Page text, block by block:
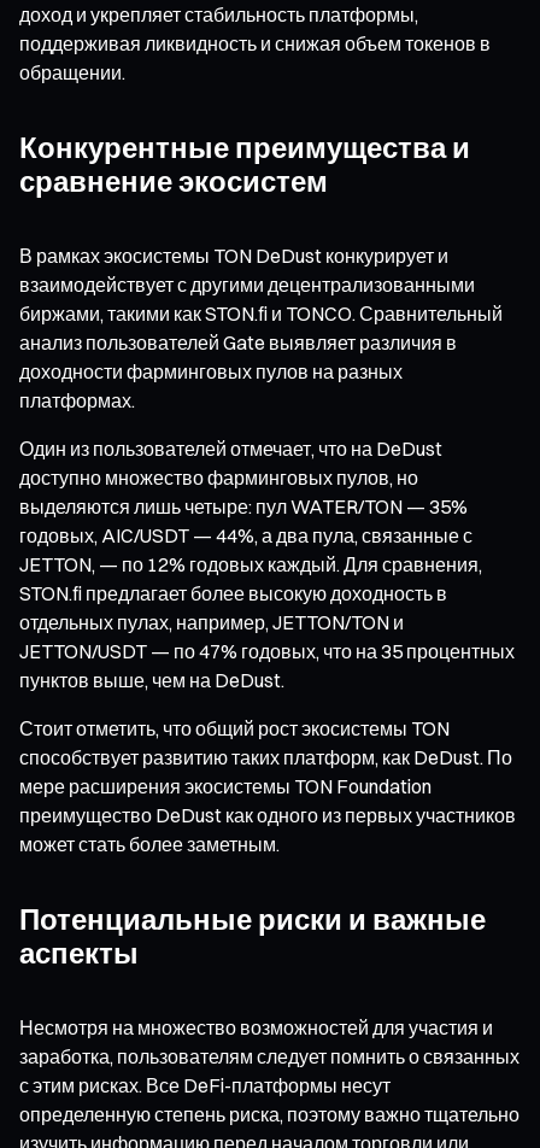
доход и укрепляет стабильность платформы,
поддерживая ликвидность и снижая объем токенов в
обращении.
Конкурентные преимущества и
сравнение экосистем
В рамках экосистемы TON DeDust конкурирует и
взаимодействует с другими децентрализованными
биржами, такими как STON.fi и TONCO. Сравнительный
анализ пользователей Gate выявляет различия в
доходности фарминговых пулов на разных
платформах.
Один из пользователей отмечает, что на DeDust
доступно множество фарминговых пулов, но
выделяются лишь четыре: пул WATER/TON — 35%
годовых, AIC/USDT — 44%, а два пула, связанные с
JETTON, — по 12% годовых каждый. Для сравнения,
STON.fi предлагает более высокую доходность в
отдельных пулах, например, JETTON/TON и
JETTON/USDT — по 47% годовых, что на 35 процентных
пунктов выше, чем на DeDust.
Стоит отметить, что общий рост экосистемы TON
способствует развитию таких платформ, как DeDust. По
мере расширения экосистемы TON Foundation
преимущество DeDust как одного из первых участников
может стать более заметным.
Потенциальные риски и важные
аспекты
Несмотря на множество возможностей для участия и
заработка, пользователям следует помнить о связанных
с этим рисках. Все DeFi-платформы несут
определенную степень риска, поэтому важно тщательно
изучить информацию перед началом торговли или